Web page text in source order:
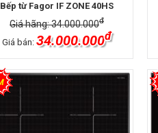
Bếp từ Fagor IF ZONE 40HS
Giá hãng: 34.000.000đ
Giá bán: 34.000.000đ